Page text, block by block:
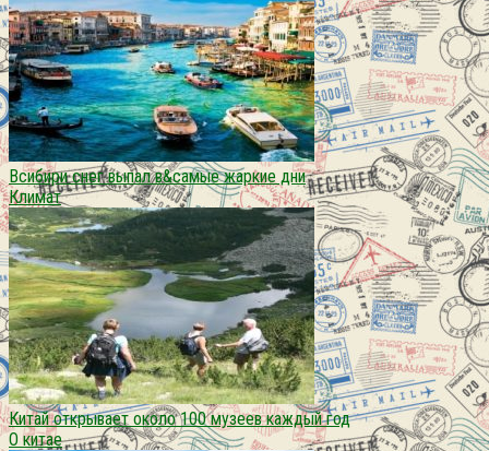
Всибири снег выпал в&самые жаркие дни
Климат
Китай открывает около 100 музеев каждый год
О китае